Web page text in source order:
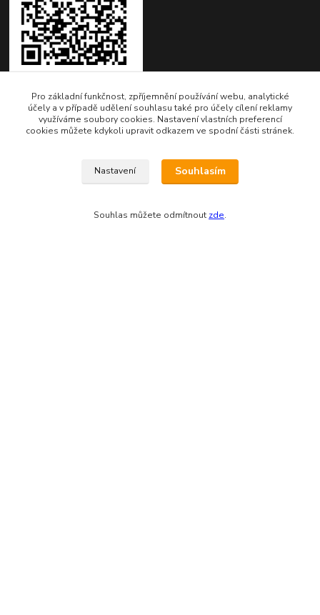
Kontakty
EVTERINKA.CZ - Bohumila Budínová
Pro základní funkčnost, zpříjemnění používání webu, analytické
účely a v případě udělení souhlasu také pro účely cílení reklamy
využíváme soubory cookies. Nastavení vlastních preferencí
cookies můžete kdykoli upravit odkazem ve spodní části stránek.
Nastavení Souhlasím
Souhlas můžete odmítnout zde.